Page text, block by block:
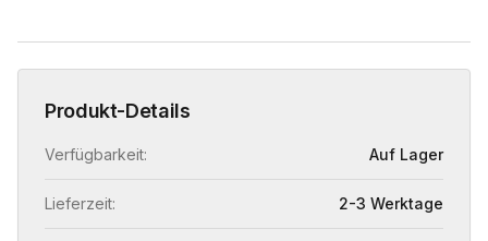
Produkt-Details
Verfügbarkeit: Auf Lager
Lieferzeit: 2-3 Werktage